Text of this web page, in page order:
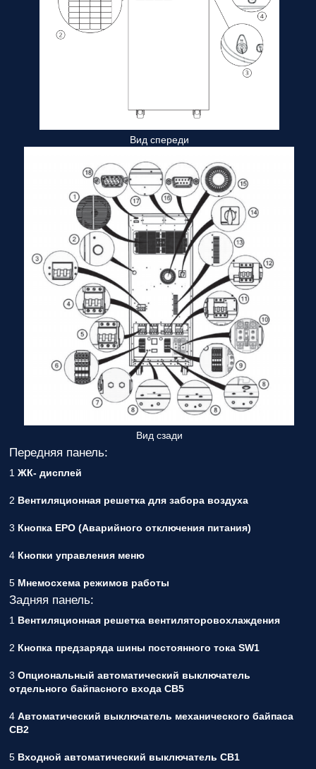
Вид спереди
Вид сзади
Передняя панель:
1 ЖК- дисплей
2 Вентиляционная решетка для забора воздуха
3 Кнопка EPO (Аварийного отключения питания)
4 Кнопки управления меню
5 Мнемосхема режимов работы
Задняя панель:
1 Вентиляционная решетка вентиляторовохлаждения
2 Кнопка предзаряда шины постоянного тока SW1
3 Опциональный автоматический выключатель
отдельного байпасного входа СВ5
4 Автоматический выключатель механического байпаса
СВ2
5 Входной автоматический выключатель СВ1